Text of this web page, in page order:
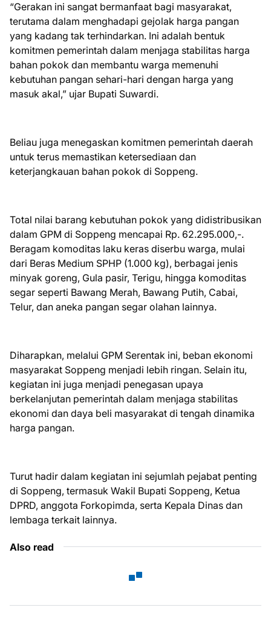
“Gerakan ini sangat bermanfaat bagi masyarakat,
terutama dalam menghadapi gejolak harga pangan
yang kadang tak terhindarkan. Ini adalah bentuk
komitmen pemerintah dalam menjaga stabilitas harga
bahan pokok dan membantu warga memenuhi
kebutuhan pangan sehari-hari dengan harga yang
masuk akal,” ujar Bupati Suwardi.
Beliau juga menegaskan komitmen pemerintah daerah
untuk terus memastikan ketersediaan dan
keterjangkauan bahan pokok di Soppeng.
Total nilai barang kebutuhan pokok yang didistribusikan
dalam GPM di Soppeng mencapai Rp. 62.295.000,-.
Beragam komoditas laku keras diserbu warga, mulai
dari Beras Medium SPHP (1.000 kg), berbagai jenis
minyak goreng, Gula pasir, Terigu, hingga komoditas
segar seperti Bawang Merah, Bawang Putih, Cabai,
Telur, dan aneka pangan segar olahan lainnya.
Diharapkan, melalui GPM Serentak ini, beban ekonomi
masyarakat Soppeng menjadi lebih ringan. Selain itu,
kegiatan ini juga menjadi penegasan upaya
berkelanjutan pemerintah dalam menjaga stabilitas
ekonomi dan daya beli masyarakat di tengah dinamika
harga pangan.
Turut hadir dalam kegiatan ini sejumlah pejabat penting
di Soppeng, termasuk Wakil Bupati Soppeng, Ketua
DPRD, anggota Forkopimda, serta Kepala Dinas dan
lembaga terkait lainnya.
Also read